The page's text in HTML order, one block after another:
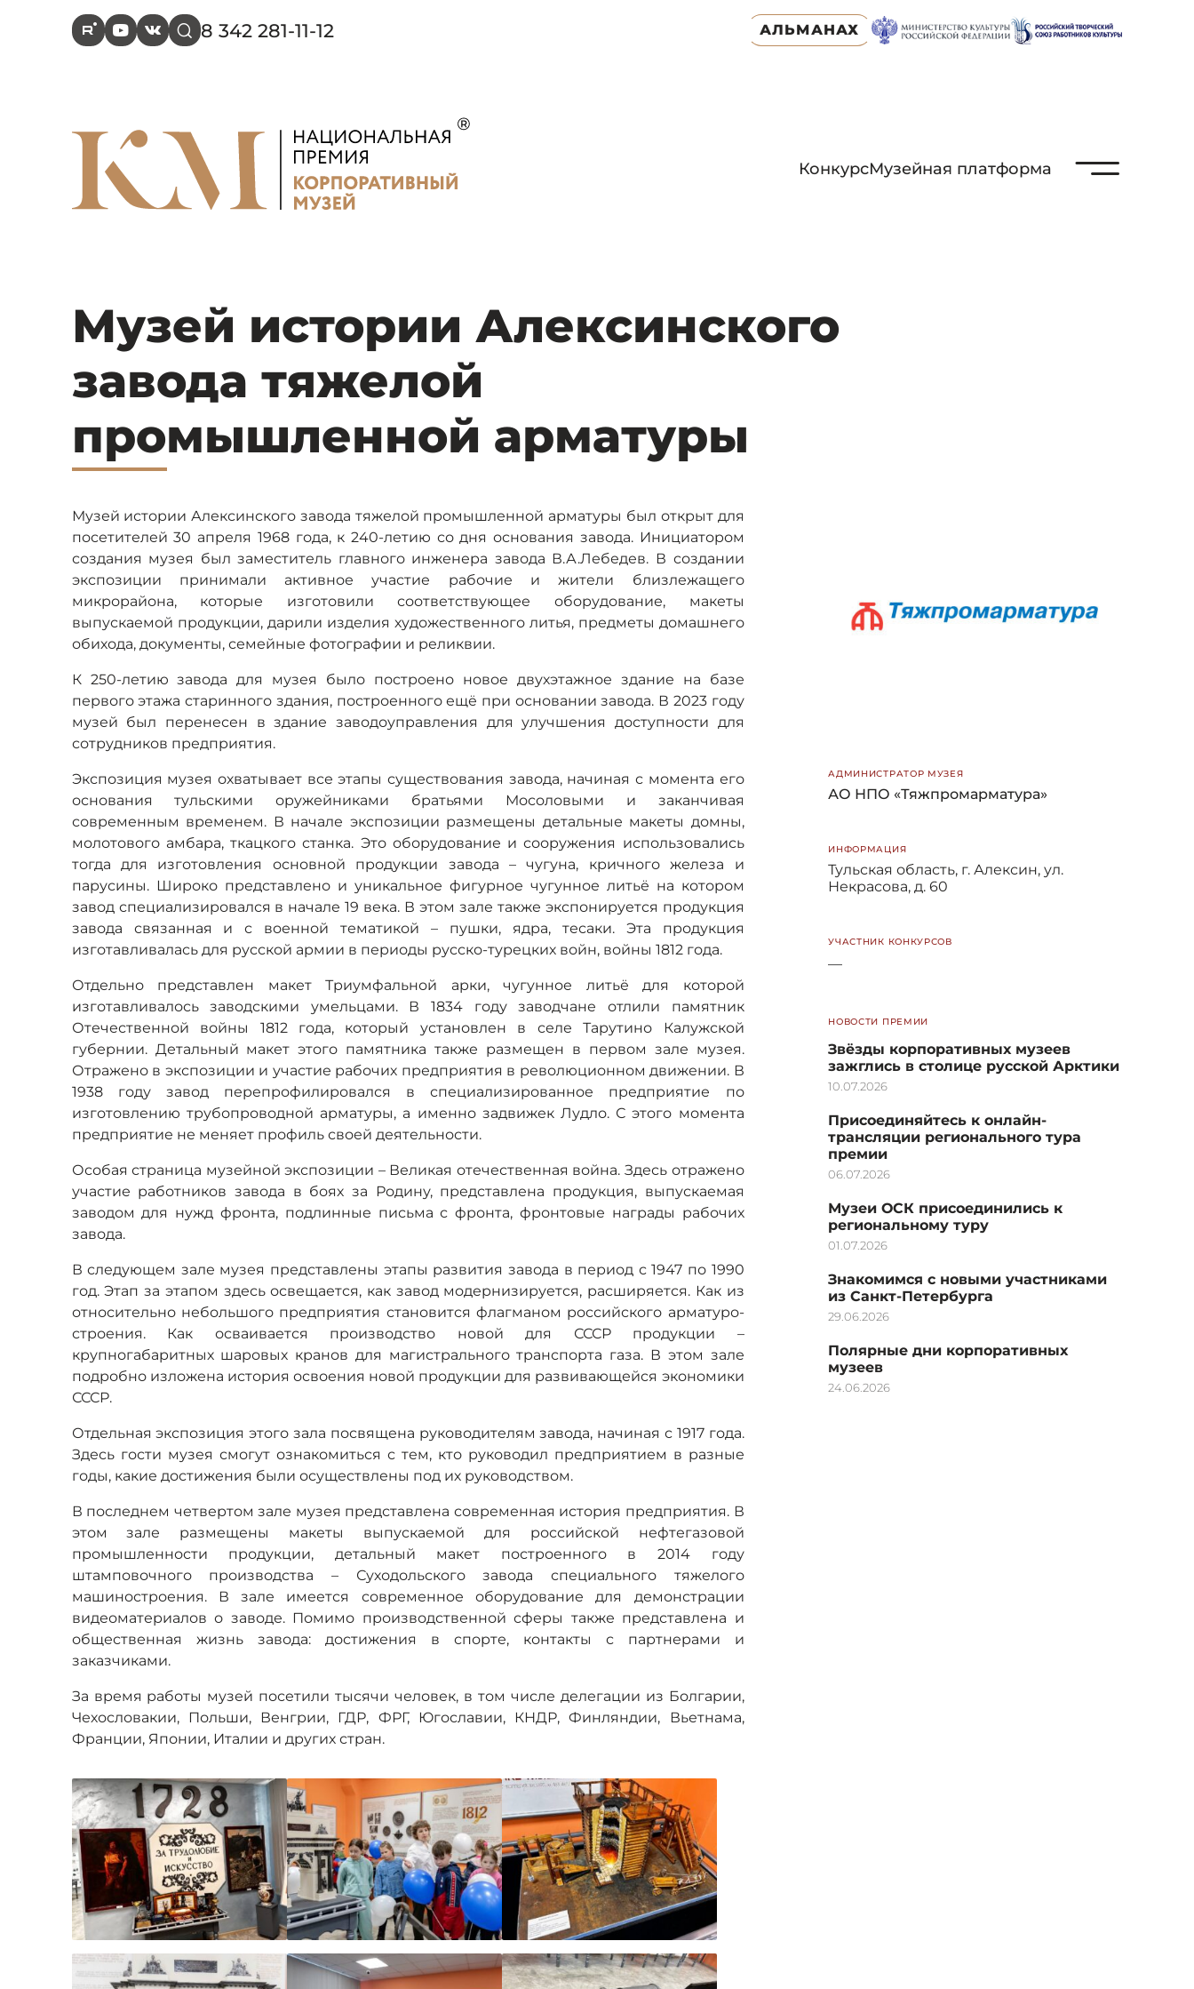
R Y V s 8 342 281-11-12 АЛЬМАНАХ
КонкурсМузейная платформа N
Музей истории Алексинского
завода тяжелой
промышленной арматуры
Музей истории Алексинского завода тяжелой промышленной арматуры был открыт для
посетителей 30 апреля 1968 года, к 240-летию со дня основания завода. Инициатором
создания музея был заместитель главного инженера завода В.А.Лебедев. В создании
экспозиции принимали активное участие рабочие и жители близлежащего
микрорайона, которые изготовили соответствующее оборудование, макеты
выпускаемой продукции, дарили изделия художественного литья, предметы домашнего
обихода, документы, семейные фотографии и реликвии.
К 250-летию завода для музея было построено новое двухэтажное здание на базе
первого этажа старинного здания, построенного ещё при основании завода. В 2023 году
музей был перенесен в здание заводоуправления для улучшения доступности для
сотрудников предприятия.
Экспозиция музея охватывает все этапы существования завода, начиная с момента его
основания тульскими оружейниками братьями Мосоловыми и заканчивая
современным временем. В начале экспозиции размещены детальные макеты домны,
молотового амбара, ткацкого станка. Это оборудование и сооружения использовались
тогда для изготовления основной продукции завода – чугуна, кричного железа и
парусины. Широко представлено и уникальное фигурное чугунное литьё на котором
завод специализировался в начале 19 века. В этом зале также экспонируется продукция
завода связанная и с военной тематикой – пушки, ядра, тесаки. Эта продукция
изготавливалась для русской армии в периоды русско-турецких войн, войны 1812 года.
Отдельно представлен макет Триумфальной арки, чугунное литьё для которой
изготавливалось заводскими умельцами. В 1834 году заводчане отлили памятник
Отечественной войны 1812 года, который установлен в селе Тарутино Калужской
губернии. Детальный макет этого памятника также размещен в первом зале музея.
Отражено в экспозиции и участие рабочих предприятия в революционном движении. В
1938 году завод перепрофилировался в специализированное предприятие по
изготовлению трубопроводной арматуры, а именно задвижек Лудло. С этого момента
предприятие не меняет профиль своей деятельности.
Особая страница музейной экспозиции – Великая отечественная война. Здесь отражено
участие работников завода в боях за Родину, представлена продукция, выпускаемая
заводом для нужд фронта, подлинные письма с фронта, фронтовые награды рабочих
завода.
В следующем зале музея представлены этапы развития завода в период с 1947 по 1990
год. Этап за этапом здесь освещается, как завод модернизируется, расширяется. Как из
относительно небольшого предприятия становится флагманом российского арматуро-
строения. Как осваивается производство новой для СССР продукции –
крупногабаритных шаровых кранов для магистрального транспорта газа. В этом зале
подробно изложена история освоения новой продукции для развивающейся экономики
СССР.
Отдельная экспозиция этого зала посвящена руководителям завода, начиная с 1917 года.
Здесь гости музея смогут ознакомиться с тем, кто руководил предприятием в разные
годы, какие достижения были осуществлены под их руководством.
В последнем четвертом зале музея представлена современная история предприятия. В
этом зале размещены макеты выпускаемой для российской нефтегазовой
промышленности продукции, детальный макет построенного в 2014 году
штамповочного производства – Суходольского завода специального тяжелого
машиностроения. В зале имеется современное оборудование для демонстрации
видеоматериалов о заводе. Помимо производственной сферы также представлена и
общественная жизнь завода: достижения в спорте, контакты с партнерами и
заказчиками.
За время работы музей посетили тысячи человек, в том числе делегации из Болгарии,
Чехословакии, Польши, Венгрии, ГДР, ФРГ, Югославии, КНДР, Финляндии, Вьетнама,
Франции, Японии, Италии и других стран.
АДМИНИСТРАТОР МУЗЕЯ
АО НПО «Тяжпромарматура»
ИНФОРМАЦИЯ
Тульская область, г. Алексин, ул.
Некрасова, д. 60
УЧАСТНИК КОНКУРСОВ
—
НОВОСТИ ПРЕМИИ
Звёзды корпоративных музеев
зажглись в столице русской Арктики
10.07.2026
Присоединяйтесь к онлайн-
трансляции регионального тура
премии
06.07.2026
Музеи ОСК присоединились к
региональному туру
01.07.2026
Знакомимся с новыми участниками
из Санкт-Петербурга
29.06.2026
Полярные дни корпоративных
музеев
24.06.2026